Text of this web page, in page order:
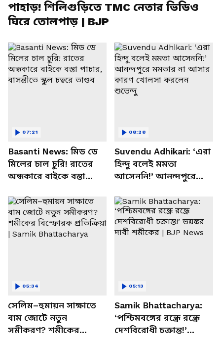
পাহাড়! শিলিগুড়িতে TMC নেতার ভিডিও
ঘিরে তোলপাড় | BJP
Basanti News: মিড ডে
মিলের চাল চুরি! রাতের
অন্ধকারে বাইকে বস্তা
চত্বরে তাণ্ডব
07:21
Suvendu Adhikari: ‘এরা
হিন্দু বলেই মমতা
আসেননি!’ আনন্দপুরে
খোলসা করলেন শুভেন্দু
08:28
সেলিম–হুমায়ন সাক্ষাতে
বাম জোটে নতুন
সমীকরণ? শমীকের
05:34
Samik Bhattacharya:
‘পশ্চিমবঙ্গের রন্ধ্রে রন্ধ্রে
দেশবিরোধী চক্রান্ত!’
05:13